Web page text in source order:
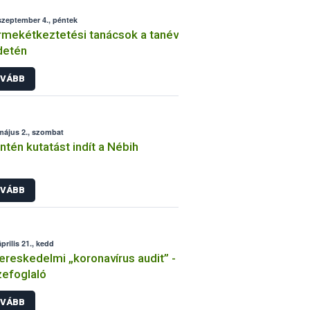
4., péntek
tanácsok a tanév
2., szombat
kutatást indít a Nébih
21., kedd
„koronavírus audit” -